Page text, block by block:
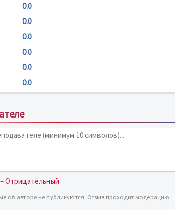
0.0
0.0
0.0
0.0
0.0
0.0
– Отрицательный
об авторе не публикуются. Отзыв проходит модерацию.